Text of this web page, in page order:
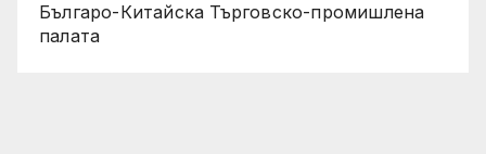
Българо-Китайска Търговско-промишлена
палaта